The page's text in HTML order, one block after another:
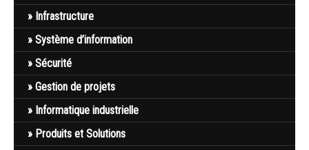
Infrastructure
Système d’information
Sécurité
Gestion de projets
Informatique industrielle
Produits et Solutions